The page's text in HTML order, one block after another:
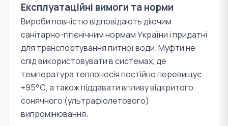
Експлуатаційні вимоги та норми
Вироби повністю відповідають діючим
санітарно-гігієнічним нормам України і придатні
для транспортування питної води. Муфти не
слід використовувати в системах, де
температура теплоносія постійно перевищує
+95°С, а також піддавати впливу відкритого
сонячного (ультрафіолетового)
випромінювання.